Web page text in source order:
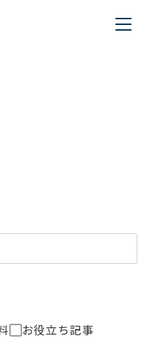
お役立ち記事